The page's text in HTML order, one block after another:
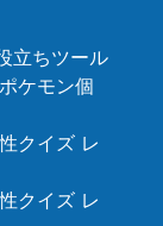
立ちツール
ケモン個
クイズ レ
クイズ レ